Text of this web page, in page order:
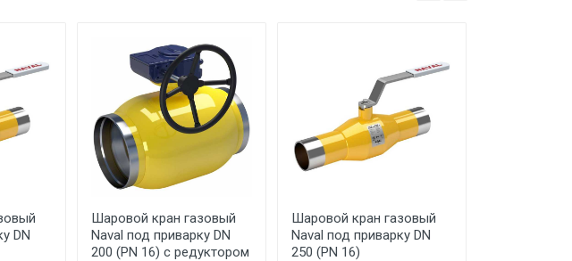
DN
Шаровой кран газовый
Naval под приварку DN
200 (PN 16) с редуктором
Шаровой кран газовый
Naval под приварку DN
250 (PN 16)